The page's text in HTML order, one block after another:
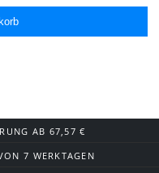
AB 67,57 €
7 WERKTAGEN